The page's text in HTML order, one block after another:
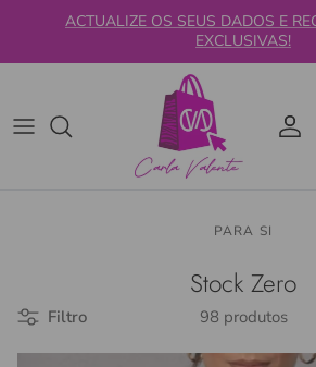
Ir para o conteúdoACTUALIZE OS SEUS DADOS E
EXCLUSIVAS!
PARA SI
Stock Zero
Filtro 98 produtos